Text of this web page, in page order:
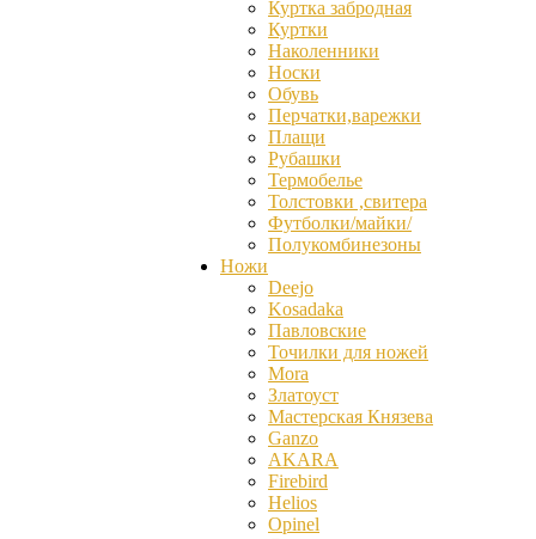
Куртка забродная
Куртки
Наколенники
Носки
Обувь
Перчатки,варежки
Плащи
Рубашки
Термобелье
Толстовки ,свитера
Футболки/майки/
Полукомбинезоны
Ножи
Deejo
Kosadaka
Павловские
Точилки для ножей
Mora
Златоуст
Мастерская Князева
Ganzо
AKARA
Firebird
Helios
Opinel